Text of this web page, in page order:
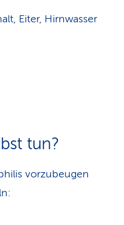
Eiter, Hirnwasser
tun?
vorzubeugen